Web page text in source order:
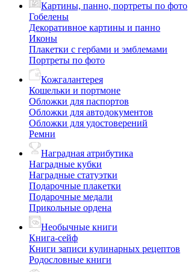
Картины, панно, портреты по фото
Гобелены
Декоративное картины и панно
Иконы
Плакетки с гербами и эмблемами
Портреты по фото
Кожгалантерея
Кошельки и портмоне
Обложки для паспортов
Обложки для автодокументов
Обложки для удостоверений
Ремни
Наградная атрибутика
Наградные кубки
Наградные статуэтки
Подарочные плакетки
Подарочные медали
Прикольные ордена
Необычные книги
Книга-сейф
Книги записи кулинарных рецептов
Родословные книги